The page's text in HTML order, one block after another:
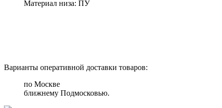
Материал низа: ПУ
Варианты оперативной доставки товаров:
по Москве
ближнему Подмосковью.